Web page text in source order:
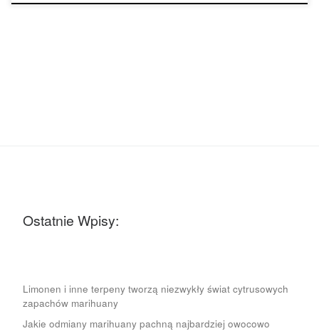
Ostatnie Wpisy:
Limonen i inne terpeny tworzą niezwykły świat cytrusowych
zapachów marihuany
Jakie odmiany marihuany pachną najbardziej owocowo